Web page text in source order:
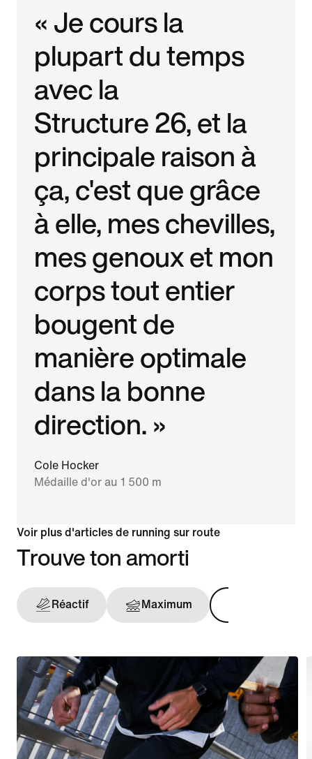
« Je cours la
plupart du temps
avec la
Structure 26, et la
principale raison à
ça, c'est que grâce
à elle, mes chevilles,
mes genoux et mon
corps tout entier
bougent de
manière optimale
dans la bonne
direction. »
Cole Hocker
Médaille d'or au 1 500 m
Voir plus d'articles de running sur route
Trouve ton amorti
Réactif Maximum